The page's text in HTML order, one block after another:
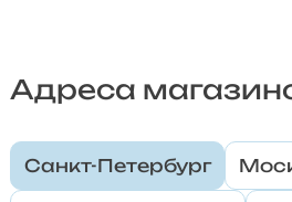
Адреса
Санкт-Петербург